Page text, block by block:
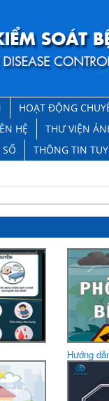
HOẠT ĐỘNG
HỆ
THƯ VIỆN
THÔNG TIN
Hướng